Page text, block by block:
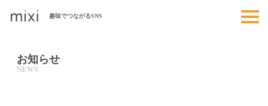
趣味でつながるSNS
お知らせ